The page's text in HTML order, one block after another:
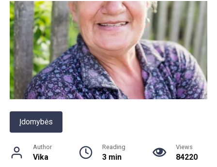
Įdomybės
Author
Vika
Reading
3 min
Views
84220